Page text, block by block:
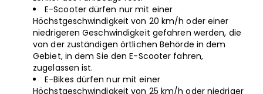
E-Scooter dürfen nur mit einer
Höchstgeschwindigkeit von 20 km/h oder einer
niedrigeren Geschwindigkeit gefahren werden, die
von der zuständigen örtlichen Behörde in dem
Gebiet, in dem Sie den E-Scooter fahren,
zugelassen ist.
E-Bikes dürfen nur mit einer
Höchstgeschwindigkeit von 25 km/h oder niedriger